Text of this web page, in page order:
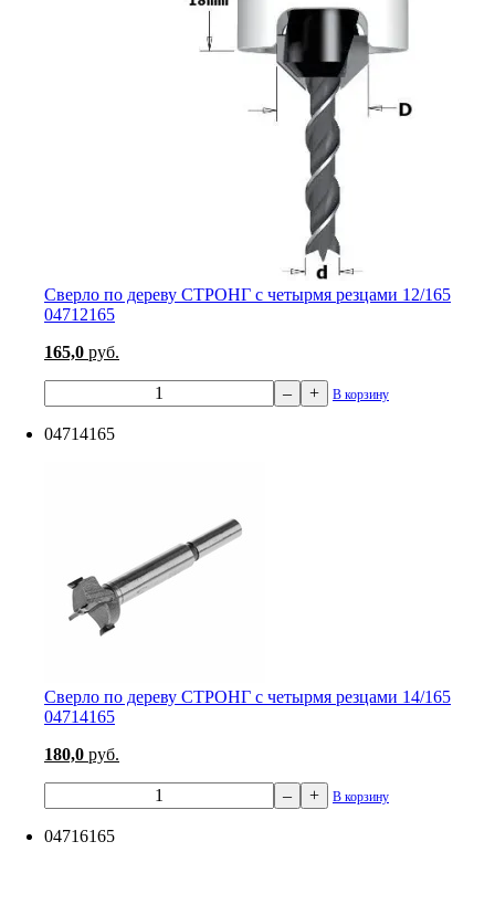
Сверло по дереву СТРОНГ с четырмя резцами 12/165
04712165
165,0 руб.
– + В корзину
04714165
Сверло по дереву СТРОНГ с четырмя резцами 14/165
04714165
180,0 руб.
– + В корзину
04716165